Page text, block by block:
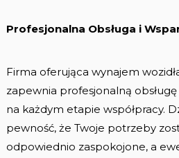
Profesjonalna Obsługa i
Firma oferująca wynajem
zapewnia profesjonalną
na każdym etapie współpracy.
pewność, że Twoje potrzeby
odpowiednio zaspokojone, a